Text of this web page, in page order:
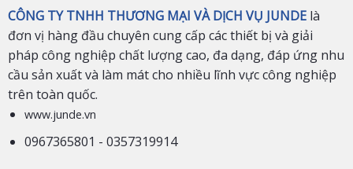
CÔNG TY TNHH THƯƠNG MẠI VÀ DỊCH VỤ JUNDElà
đơn vị hàng đầu chuyên cung cấp các thiết bị và giải
pháp công nghiệp chất lượng cao, đa dạng, đáp ứng nhu
cầu sản xuất và làm mát cho nhiều lĩnh vực công nghiệp
trên toàn quốc.
www.junde.vn
0967365801 - 0357319914